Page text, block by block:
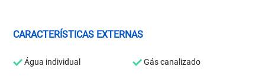
CARACTERÍSTICAS EXTERNAS
Água individual Gás canalizado